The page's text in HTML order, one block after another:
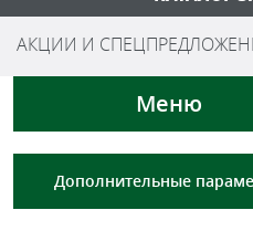
АКЦИИ И
Меню
Дополнительные